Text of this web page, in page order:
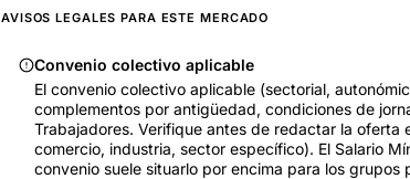
AVISOS LEGALES PARA ESTE MERCADO
Convenio colectivo aplicable
El convenio colectivo aplicable (sectorial,
complementos por antigüedad, condiciones de
Trabajadores. Verifique antes de redactar la
comercio, industria, sector específico). El Salario
convenio suele situarlo por encima para los